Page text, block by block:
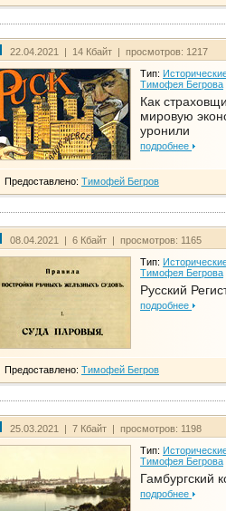
22.04.2021 | 14 Кбайт | просмотров: 1217
Тип:
Тимофея Бегрова
Как
мировую
уронили
подробнее
Предоставлено: Тимофей Бегров
08.04.2021 | 6 Кбайт | просмотров: 1165
Тип:
Тимофея Бегрова
Русский
подробнее
Предоставлено: Тимофей Бегров
25.03.2021 | 7 Кбайт | просмотров: 1198
Тип:
Тимофея Бегрова
Гамбургский
подробнее